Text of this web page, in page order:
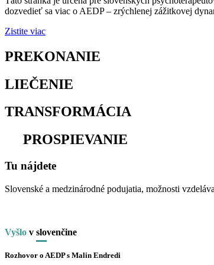
dozvedieť sa viac o AEDP – zrýchlenej zážitkovej
Zistite viac
PREKONANIE
LIEČENIE
TRANSFORMÁCIA
PROSPIEVANIE
Tu nájdete
Slovenské a medzinárodné podujatia, možnosti
Vyšlo v slovenčine
Rozhovor o AEDP s Malin Endredi